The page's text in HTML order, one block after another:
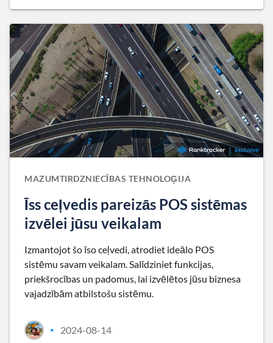
MAZUMTIRDZNIECĪBAS TEHNOLOĢIJA
Īss ceļvedis pareizās POS sistēmas
izvēlei jūsu veikalam
Izmantojot šo īso ceļvedi, atrodiet ideālo POS
sistēmu savam veikalam. Salīdziniet funkcijas,
priekšrocības un padomus, lai izvēlētos jūsu biznesa
vajadzībām atbilstošu sistēmu.
• 2024-08-14